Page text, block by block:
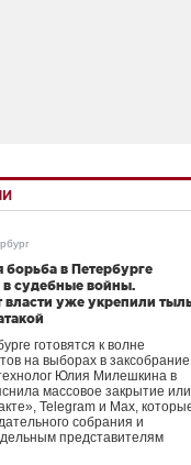
борьба в Петербурге
судебные войны.
власти уже укрепили
готовятся к волне
на выборах в заксобрание
Юлия Милешкина в
массовое закрытие или
Telegram и Max,
собрания и
представителям